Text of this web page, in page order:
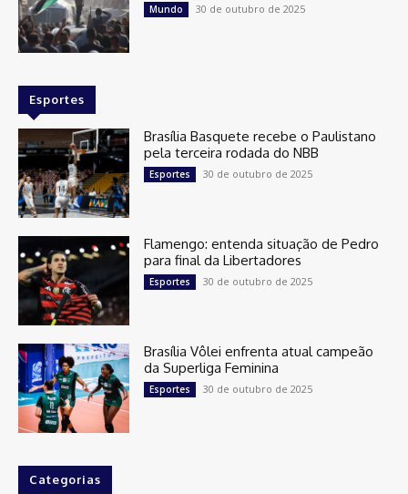
Mundo 30 de outubro de 2025
Esportes
Brasília Basquete recebe o Paulistano
pela terceira rodada do NBB
Esportes 30 de outubro de 2025
Flamengo: entenda situação de Pedro
para final da Libertadores
Esportes 30 de outubro de 2025
Brasília Vôlei enfrenta atual campeão
da Superliga Feminina
Esportes 30 de outubro de 2025
Categorias